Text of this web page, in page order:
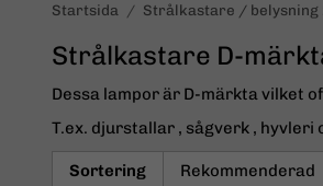
Startsida / Strålkastare / belysning
Strålkastare D-
Dessa lampor är D-märkta vilket
T.ex. djurstallar , sågverk , hyvleri
Sortering